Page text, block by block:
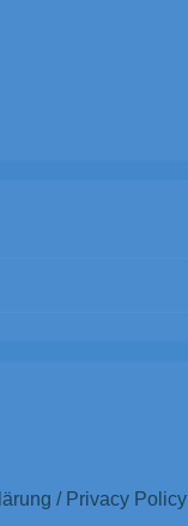
/ Privacy Policy